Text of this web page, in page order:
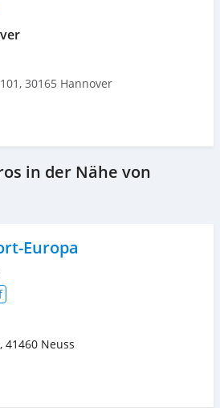
, 30165 Hannover
in der Nähe von
Europa
, 41460 Neuss